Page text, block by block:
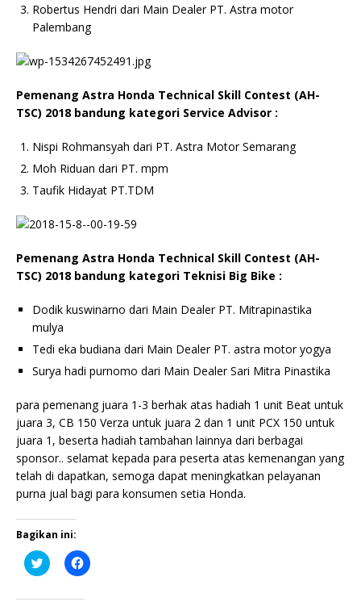
Robertus Hendri dari Main Dealer PT. Astra motor
Palembang
Pemenang Astra Honda Technical Skill Contest (AH-
TSC) 2018 bandung kategori Service Advisor :
Nispi Rohmansyah dari PT. Astra Motor Semarang
Moh Riduan dari PT. mpm
Taufik Hidayat PT.TDM
Pemenang Astra Honda Technical Skill Contest (AH-
TSC) 2018 bandung kategori Teknisi Big Bike :
Dodik kuswinarno dari Main Dealer PT. Mitrapinastika
mulya
Tedi eka budiana dari Main Dealer PT. astra motor yogya
Surya hadi purnomo dari Main Dealer Sari Mitra Pinastika
para pemenang juara 1-3 berhak atas hadiah 1 unit Beat untuk
juara 3, CB 150 Verza untuk juara 2 dan 1 unit PCX 150 untuk
juara 1, beserta hadiah tambahan lainnya dari berbagai
sponsor.. selamat kepada para peserta atas kemenangan yang
telah di dapatkan, semoga dapat meningkatkan pelayanan
purna jual bagi para konsumen setia Honda.
Bagikan ini:
K
l
K
l